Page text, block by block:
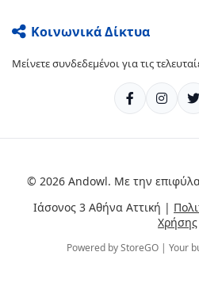
Κοινωνικά Δίκτυα
Μείνετε συνδεδεμένοι για τις
© 2026 Andowl. Με την
Ιάσονος 3 Αθήνα Αττική |
Χρήσης
Powered by StoreGO | Your